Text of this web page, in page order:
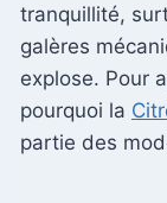
tranquillité,
galères
explose. Pour
pourquoi la
partie des